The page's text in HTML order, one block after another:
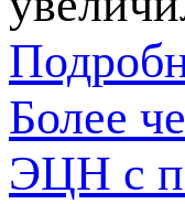
Более
ЭЦН с